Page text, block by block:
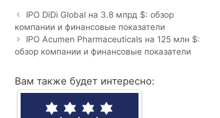
б
р
и
к
а
в
и
г
ц
и
IPO DiDi Global на 3.8 млрд $: обзор
компании и финансовые показатели
IPO Acumen Pharmaceuticals на 125 млн $:
обзор компании и финансовые показатели
Вам также будет интересно: